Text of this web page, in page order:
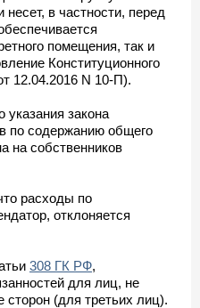
в частности, перед
помещения, так и
Конституционного
12.04.2016 N 10-П).
указания закона
по содержанию общего
на собственников
расходы по
отклоняется
308 ГК РФ,
для лиц, не
(для третьих лиц).